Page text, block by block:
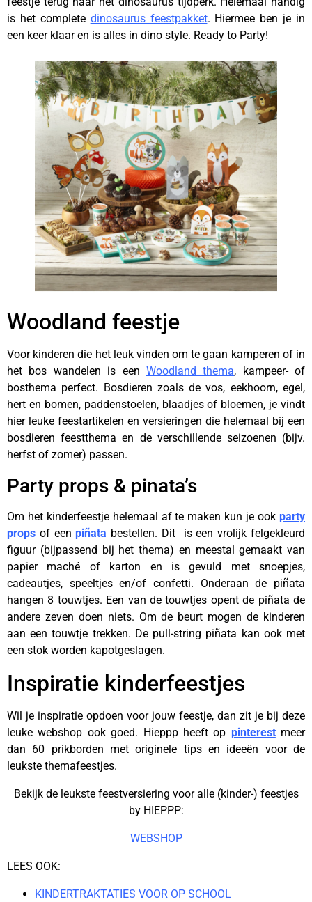
is het complete dinosaurus feestpakket. Hiermee ben je in
een keer klaar en is alles in dino style. Ready to Party!
Woodland feestje
Voor kinderen die het leuk vinden om te gaan kamperen of in
het bos wandelen is een Woodland thema, kampeer- of
bosthema perfect. Bosdieren zoals de vos, eekhoorn, egel,
hert en bomen, paddenstoelen, blaadjes of bloemen, je vindt
hier leuke feestartikelen en versieringen die helemaal bij een
bosdieren feestthema en de verschillende seizoenen (bijv.
herfst of zomer) passen.
Party props & pinata’s
Om het kinderfeestje helemaal af te maken kun je ook party
props of eenpiñata bestellen. Dit is een vrolijk felgekleurd
figuur (bijpassend bij het thema) en meestal gemaakt van
papier maché of karton en is gevuld met snoepjes,
cadeautjes, speeltjes en/of confetti. Onderaan de piñata
hangen 8 touwtjes. Een van de touwtjes opent de piñata de
andere zeven doen niets. Om de beurt mogen de kinderen
aan een touwtje trekken. De pull-string piñata kan ook met
een stok worden kapotgeslagen.
Inspiratie kinderfeestjes
Wil je inspiratie opdoen voor jouw feestje, dan zit je bij deze
leuke webshop ook goed. Hieppp heeft op pinterestmeer
dan 60 prikborden met originele tips en ideeën voor de
leukste themafeestjes.
Bekijk de leukste feestversiering voor alle (kinder-) feestjes
by HIEPPP:
WEBSHOP
LEES OOK:
KINDERTRAKTATIES VOOR OP SCHOOL